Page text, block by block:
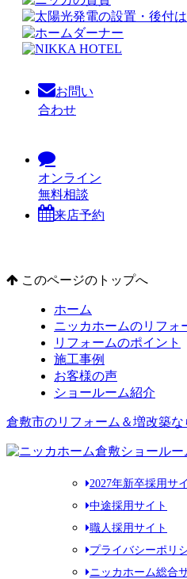
お問い
合わせ
オンライン
無料相談
来店予約
このページのトップへ
ホーム
ニッカホームのリフォ
リフォームのポイント
施工事例
お客様の声
ショールーム紹介
倉敷市のリフォーム＆増改築な
2027年新卒採用サ
中途採用サイト
職人採用サイト
プライバシーポリ
ニッカホーム総合